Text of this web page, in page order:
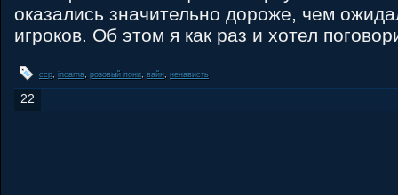
оказались значительно дороже, чем
игроков. Об этом я как раз и хотел
ccp, incarna, розовый пони, вайн, ненависть
22